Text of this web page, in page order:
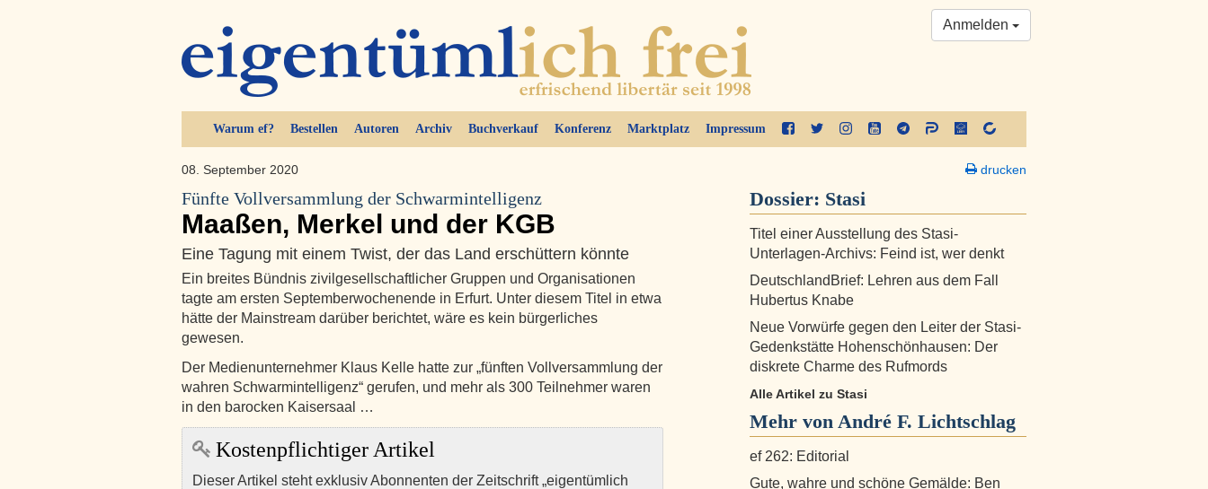
Warum ef? Bestellen Autoren Archiv Buchverkauf Konferenz Marktplatz Impressum
Anmelden
08. September 2020
Fünfte Vollversammlung der Schwarmintelligenz
Maaßen, Merkel und der KGB
Eine Tagung mit einem Twist, der das Land erschüttern könnte
Ein breites Bündnis zivilgesellschaftlicher Gruppen und Organisationen
tagte am ersten Septemberwochenende in Erfurt. Unter diesem Titel in etwa
hätte der Mainstream darüber berichtet, wäre es kein bürgerliches
gewesen.
Der Medienunternehmer Klaus Kelle hatte zur „fünften Vollversammlung der
wahren Schwarmintelligenz“ gerufen, und mehr als 300 Teilnehmer waren
in den barocken Kaisersaal …
Kostenpflichtiger Artikel
Dieser Artikel steht exklusiv Abonnenten der Zeitschrift „eigentümlich
drucken
Dossier: Stasi
Titel einer Ausstellung des Stasi-
Unterlagen-Archivs: Feind ist, wer denkt
DeutschlandBrief: Lehren aus dem Fall
Hubertus Knabe
Neue Vorwürfe gegen den Leiter der Stasi-
Gedenkstätte Hohenschönhausen: Der
diskrete Charme des Rufmords
Alle Artikel zu Stasi
Mehr von André F. Lichtschlag
ef 262: Editorial
Gute, wahre und schöne Gemälde: Ben